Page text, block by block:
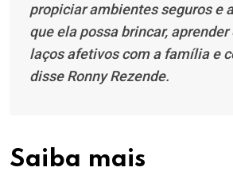
propiciar ambientes seguros e
que ela possa brincar,
laços afetivos com a família e
disse Ronny Rezende.
Saiba mais